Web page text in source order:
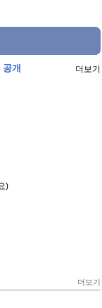
공개 더보기
)
더보기